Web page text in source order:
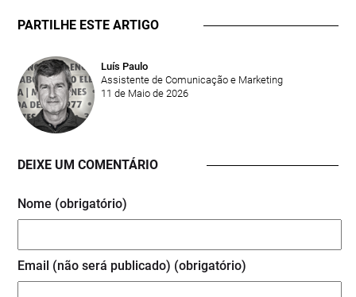
PARTILHE ESTE ARTIGO
Luís Paulo
Assistente de Comunicação e Marketing
11 de Maio de 2026
DEIXE UM COMENTÁRIO
Nome (obrigatório)
Email (não será publicado) (obrigatório)